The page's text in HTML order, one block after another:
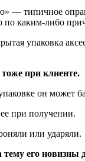
— типичное
каким-либо
упаковка
при клиенте.
он
при получении.
или ударяли.
его